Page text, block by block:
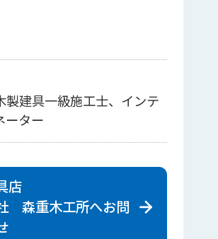
製建具一級施工士、インテ
ーター
店
森重木工所へお問